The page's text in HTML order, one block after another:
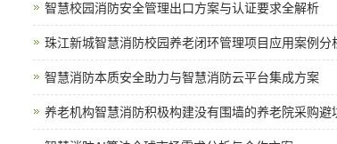
智慧校园消防安全管理出口方案与认证要求全解析
珠江新城智慧消防校园养老闭环管理项目应用案例分
智慧消防本质安全助力与智慧消防云平台集成方案
养老机构智慧消防积极构建没有围墙的养老院采购